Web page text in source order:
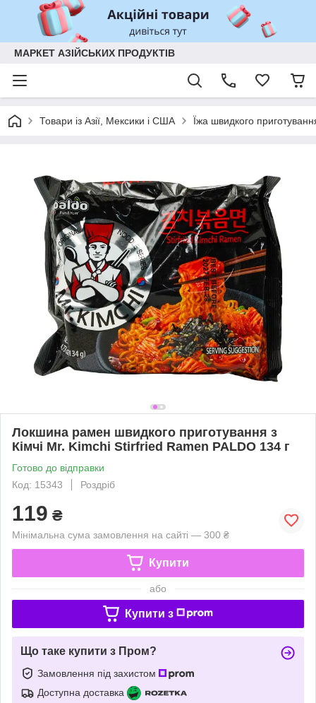
МАРКЕТ АЗІЙСЬКИХ ПРОДУКТІВ
Товари із Азії, Мексики і США Їжа швидкого
Локшина рамен швидкого приготування з
Кімчі Mr. Kimchi Stirfried Ramen PALDO 134 г
Готово до відправки
Код: 15343
Роздріб
119 ₴
Мінімальна сума замовлення на сайті — 300 ₴
Купити
або
Купити з
Що таке купити з Пром?
Замовлення під захистом
Доступна доставка